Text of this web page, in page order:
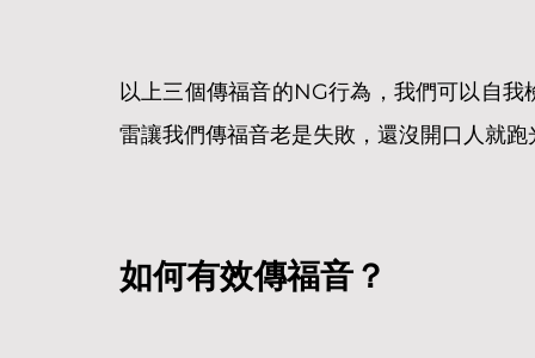
以上三個傳福音的NG行為，我們可以自
雷讓我們傳福音老是失敗，還沒開口人就
如何有效傳福音？